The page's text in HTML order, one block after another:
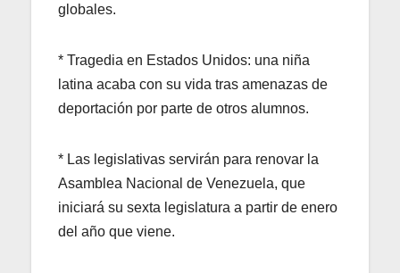
globales.
* Tragedia en Estados Unidos: una niña
latina acaba con su vida tras amenazas de
deportación por parte de otros alumnos.
* Las legislativas servirán para renovar la
Asamblea Nacional de Venezuela, que
iniciará su sexta legislatura a partir de enero
del año que viene.